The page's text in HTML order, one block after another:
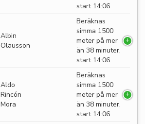
start 14:06
Albin
Olausson
Beräknas
simma 1500
meter på mer
än 38 minuter,
start 14:06
Aldo
Rincón
Mora
Beräknas
simma 1500
meter på mer
än 38 minuter,
start 14:06